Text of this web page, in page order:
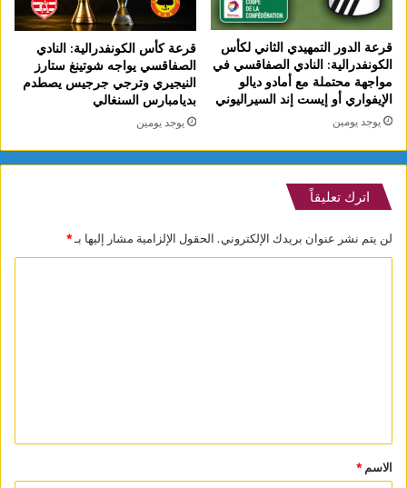
قرعة الدور التمهيدي الثاني لكأس
الكونفدرالية: النادي الصفاقسي في
مواجهة محتملة مع أمادو ديالو
الإيفواري أو إيست إند السيراليوني
يوجد يومين
قرعة كأس الكونفدرالية: النادي
الصفاقسي يواجه شوتينغ ستارز
النيجيري وترجي جرجيس يصطدم
بديامبارس السنغالي
يوجد يومين
اترك تعليقاً
لن يتم نشر عنوان بريدك الإلكتروني. الحقول الإلزامية مشار إليها بـ*
*
الاسم *